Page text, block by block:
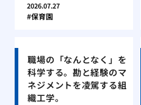
2026.07.27
保育園
職場の「なんとなく」を
科学する。勘と経験のマ
ネジメントを凌駕する組
織工学。